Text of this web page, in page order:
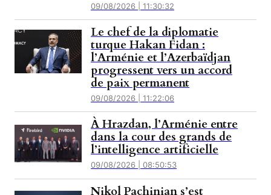
09/08/2026 | 11:30:32
Le chef de la diplomatie
turque Hakan Fidan :
l’Arménie et l’Azerbaïdjan
progressent vers un accord
de paix permanent
09/08/2026 | 11:22:06
À Hrazdan, l’Arménie entre
dans la cour des grands de
l’intelligence artificielle
09/08/2026 | 08:50:53
Nikol Pachinian s’est